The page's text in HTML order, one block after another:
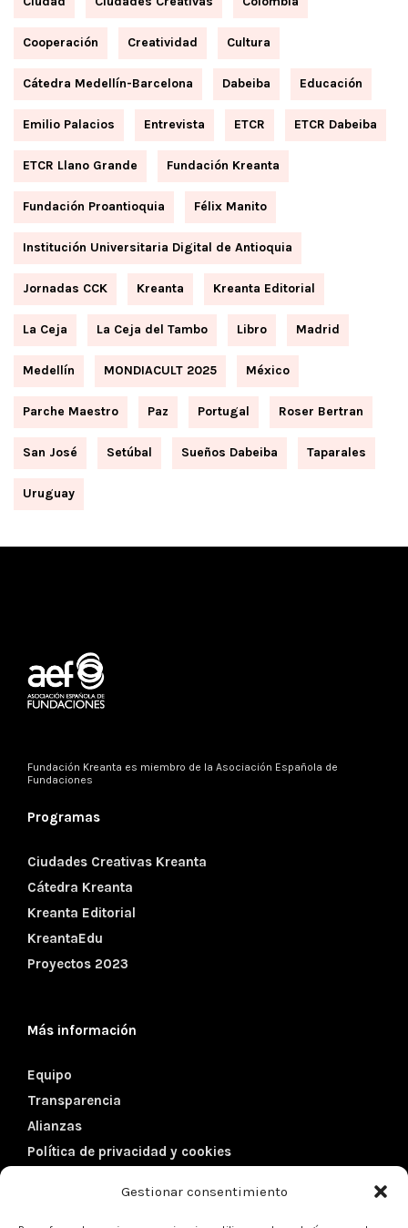
Gestionar consentimiento
Cooperación Creatividad Cultura
Cátedra Medellín-Barcelona Dabeiba Educación
Emilio Palacios Entrevista ETCR ETCR Dabeiba
ETCR Llano Grande Fundación Kreanta
Fundación Proantioquia Félix Manito
Institución Universitaria Digital de Antioquia
Jornadas CCK Kreanta Kreanta Editorial
La Ceja La Ceja del Tambo Libro Madrid
Medellín MONDIACULT 2025 México
Parche Maestro Paz Portugal Roser Bertran
San José Setúbal Sueños Dabeiba Taparales
Uruguay
Fundación Kreanta es miembro de la Asociación Española de
Fundaciones
Programas
Ciudades Creativas Kreanta
Cátedra Kreanta
Kreanta Editorial
KreantaEdu
Proyectos 2023
Más información
Equipo
Transparencia
Alianzas
Política de privacidad y cookies